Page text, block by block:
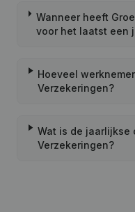
Wanneer heeft
voor het laatst een
Hoeveel
Verzekeringen?
Wat is de jaarlijkse
Verzekeringen?